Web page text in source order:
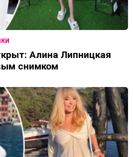
Алина Липницкая
снимком